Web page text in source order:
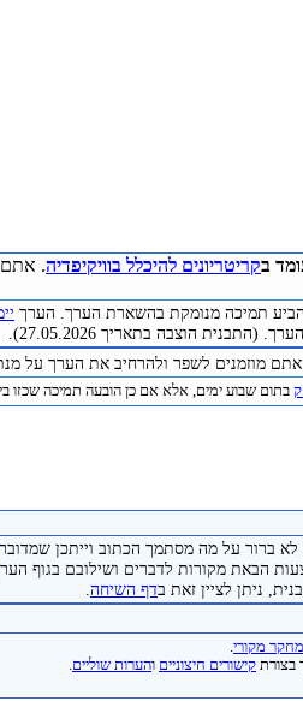
בקריטריונים להיכלל בוויקיפדיה. אתם
להביע תמיכה מנומקת בהשארת הערך. הערך
(התבנית הוצבה בתאריך 27.05.2026).
מוזמנים לשפר ולהרחיב את הערך על
בתום שבוע ימים, אלא אם כן הובעה תמיכה שכזו
לא ברור על מה מסתמך הכתוב וייתכן
הבאת מקורות לדברים ושילובם בגוף
ניתן לציין זאת בדף השיחה.
מחקר מקורי.
בצורת קישורים חיצוניים והערות שוליים.